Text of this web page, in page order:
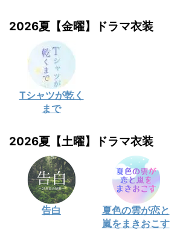
2026夏【金曜】ドラマ衣装
Tシャツが乾く
まで
2026夏【土曜】ドラマ衣装
告白
夏色の雲が恋と
嵐をまきおこす